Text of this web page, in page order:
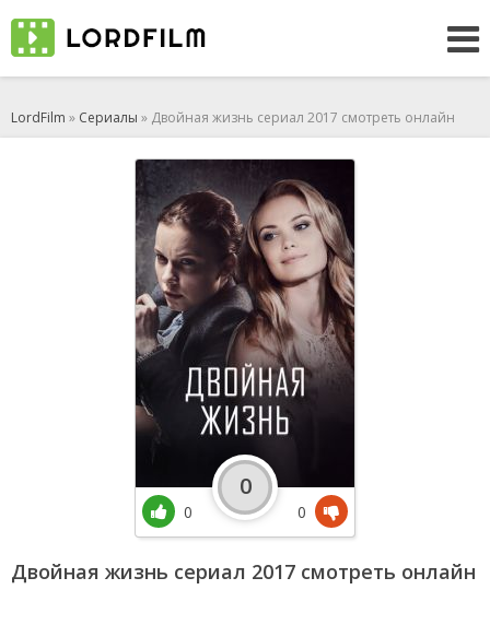
LordFilm » Сериалы » Двойная жизнь сериал 2017 смотреть онлайн
Двойная жизнь сериал 2017 смотреть онлайн
0
0
0